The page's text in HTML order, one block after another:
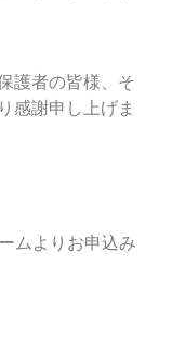
護者の皆様、そ
感謝申し上げま
ムよりお申込み